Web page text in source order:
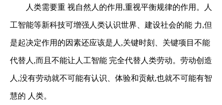
人类需要重 视自然人的作用,重视平衡规律的作用。人
工智能等新科技可增强人类认识世界、建设社会的能 力,但
是起决定作用的因素还应该是人,关键时刻、关键项目不能
代替人,而且不能让人工智能 完全代替人类劳动。劳动创造
人,没有劳动就不可能有认识、体验和贡献,也就不可能有智
慧的 人类。